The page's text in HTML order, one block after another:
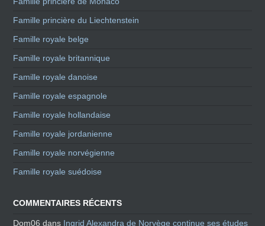
Famille princière du Liechtenstein
Famille royale belge
Famille royale britannique
Famille royale danoise
Famille royale espagnole
Famille royale hollandaise
Famille royale jordanienne
Famille royale norvégienne
Famille royale suédoise
COMMENTAIRES RÉCENTS
Dom06 dans Ingrid Alexandra de Norvège continue ses études